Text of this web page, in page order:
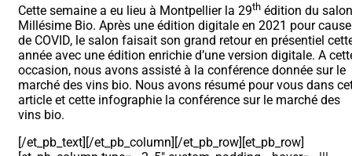
Cette semaine a eu lieu à Montpellier la 29th édition du salon
Millésime Bio. Après une édition digitale en 2021 pour cause
de COVID, le salon faisait son grand retour en présentiel
année avec une édition enrichie d’une version digitale. A
occasion, nous avons assisté à la conférence donnée sur le
marché des vins bio. Nous avons résumé pour vous dans
article et cette infographie la conférence sur le marché des
vins bio.
[/et_pb_text][/et_pb_column][/et_pb_row][et_pb_row]